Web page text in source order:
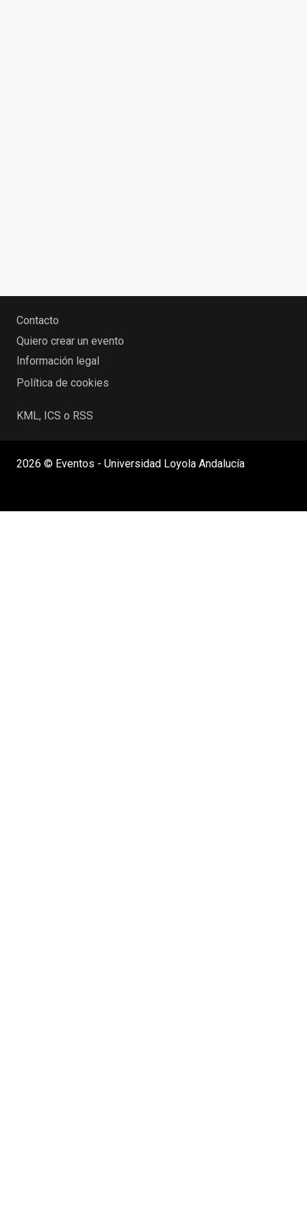
Contacto
Quiero crear un evento
Información legal
Política de cookies
KML, ICS o RSS
2026 © Eventos - Universidad Loyola Andalucía